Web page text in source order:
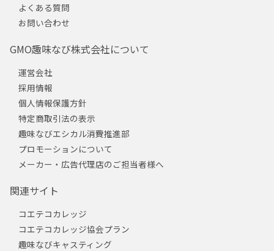
よくある質問
お問い合わせ
GMO趣味なび株式会社について
運営会社
採用情報
個人情報保護方針
特定商取引法の表示
趣味なびエシカル消費推進部
プロモーションについて
メーカー・広告代理店のご担当者様へ
関連サイト
コエテコカレッジ
コエテコカレッジ協会プラン
趣味なびキャスティング